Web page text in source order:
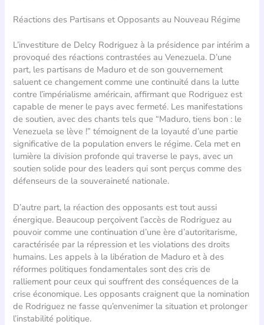
Réactions des Partisans et Opposants au Nouveau Régime
L’investiture de Delcy Rodriguez à la présidence par intérim a
provoqué des réactions contrastées au Venezuela. D’une
part, les partisans de Maduro et de son gouvernement
saluent ce changement comme une continuité dans la lutte
contre l’impérialisme américain, affirmant que Rodriguez est
capable de mener le pays avec fermeté. Les manifestations
de soutien, avec des chants tels que “Maduro, tiens bon : le
Venezuela se lève !” témoignent de la loyauté d’une partie
significative de la population envers le régime. Cela met en
lumière la division profonde qui traverse le pays, avec un
soutien solide pour des leaders qui sont perçus comme des
défenseurs de la souveraineté nationale.
D’autre part, la réaction des opposants est tout aussi
énergique. Beaucoup perçoivent l’accès de Rodriguez au
pouvoir comme une continuation d’une ère d’autoritarisme,
caractérisée par la répression et les violations des droits
humains. Les appels à la libération de Maduro et à des
réformes politiques fondamentales sont des cris de
ralliement pour ceux qui souffrent des conséquences de la
crise économique. Les opposants craignent que la nomination
de Rodriguez ne fasse qu’envenimer la situation et prolonger
l’instabilité politique.